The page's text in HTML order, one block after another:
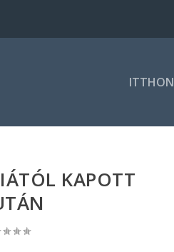
ITTHON
KAPOTT